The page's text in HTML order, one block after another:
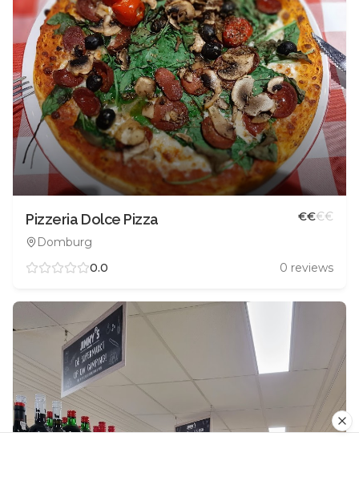
Pizzeria Dolce Pizza
Domburg
€€€€
0.0 0 reviews